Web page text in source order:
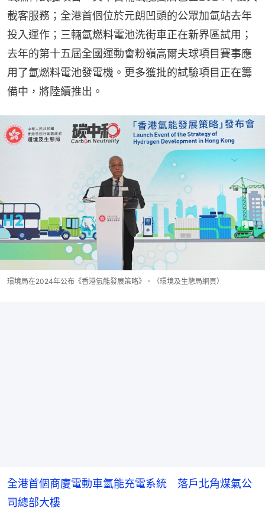
載客服務；全港首個位於元朗凹頭的公眾加氫站去年
投入運作；三輛氫燃料電池洗街車正在新界區試用；
去年的第十五屆全國運動會粉嶺高爾夫球項目賽事應
用了氫燃料電池發電機。更多獲批的試驗項目正在籌
備中，將陸續推出。
環境局在2024年公布《香港氫能發展策略》。（環境及生態局網頁）
全港首個商廈電動車氫能充電系統 落戶北角煤氣公
司總部大樓